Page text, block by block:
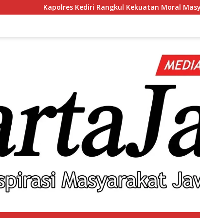
Rangkul Kekuatan Moral Masyarakat Lewat Silaturahmi